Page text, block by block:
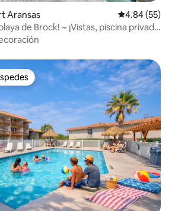
Aransas Calificación
4.84 (55)
de Brock! ~ ¡Vistas, piscina privada